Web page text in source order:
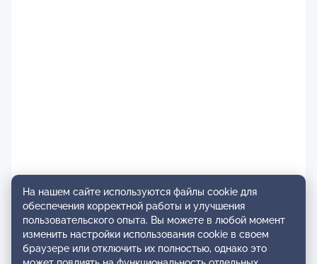
На нашем сайте используются файлы cookie для
обеспечения корректной работы и улучшения
пользовательского опыта. Вы можете в любой момент
изменить настройки использования cookie в своем
браузере или отключить их полностью, однако это